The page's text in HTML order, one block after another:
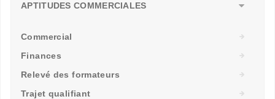
APTITUDES COMMERCIALES
Commercial
Finances
Relevé des formateurs
Trajet qualifiant